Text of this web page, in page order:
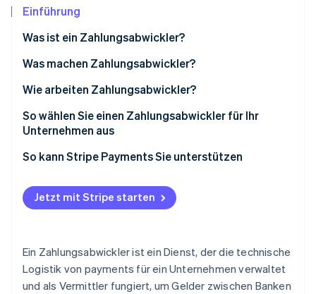
Start-up-Gründung
Climate
Identity
Stripe-Sessions 2026
Erfahren Sie, wie Stripe Lösungen für die
Partner
Einführung
Was ist ein Zahlungsabwickler?
Was machen Zahlungsabwickler?
Wie arbeiten Zahlungsabwickler?
So wählen Sie einen Zahlungsabwickler für Ihr
Unternehmen aus
So kann Stripe Payments Sie unterstützen
Jetzt mit Stripe starten
Ein Zahlungsabwickler ist ein Dienst, der die technische
Logistik von payments für ein Unternehmen verwaltet
und als Vermittler fungiert, um Gelder zwischen Banken